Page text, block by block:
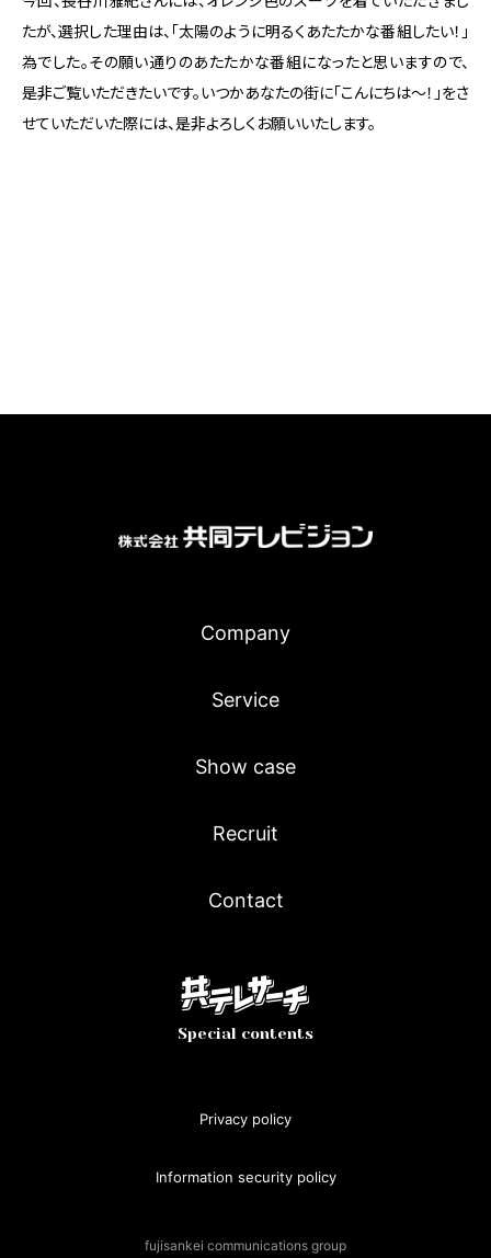
たが、選択した理由は、「太陽のように明るくあたたかな番組したい！」
為でした。その願い通りのあたたかな番組になったと思いますので、
是非ご覧いただきたいです。いつかあなたの街に「こんにちは～！」をさ
せていただいた際には、是非よろしくお願いいたします。
Company
Service
Show case
Recruit
Contact
Special contents
Privacy policy
Information security policy
fujisankei communications group